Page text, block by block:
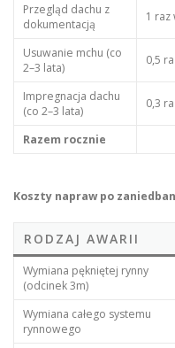
Przegląd dachu z
dokumentacją
1 raz
Usuwanie mchu (co
2–3 lata)
0,5
Impregnacja dachu
(co 2–3 lata)
0,3
Razem rocznie
Koszty napraw po
RODZAJ AWARII
Wymiana pękniętej rynny
(odcinek 3m)
Wymiana całego systemu
rynnowego